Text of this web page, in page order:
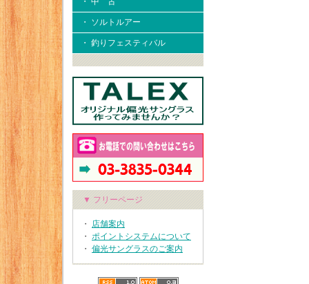
・ ソルトルアー
・ 釣りフェスティバル
▼ フリーページ
・ 店舗案内
・ ポイントシステムについて
・ 偏光サングラスのご案内